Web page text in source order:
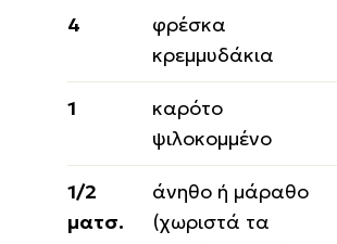
4
φρέσκα
κρεμμυδάκια
1
καρότο
ψιλοκομμένο
1/2
ματσ.
άνηθο ή μάραθο
(χωριστά τα